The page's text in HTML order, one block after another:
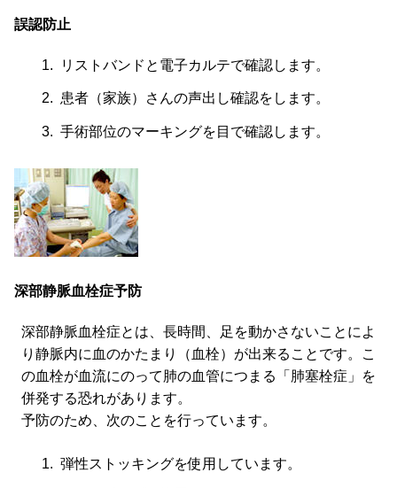
誤認防止
リストバンドと電子カルテで確認します。
患者（家族）さんの声出し確認をします。
手術部位のマーキングを目で確認します。
深部静脈血栓症予防
深部静脈血栓症とは、長時間、足を動かさないことによ
り静脈内に血のかたまり（血栓）が出来ることです。こ
の血栓が血流にのって肺の血管につまる「肺塞栓症」を
併発する恐れがあります。
予防のため、次のことを行っています。
弾性ストッキングを使用しています。